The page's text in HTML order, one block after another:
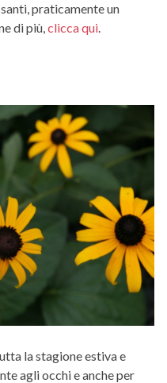
praticamente un
di più,clicca qui.
la stagione estiva e
agli occhi e anche per